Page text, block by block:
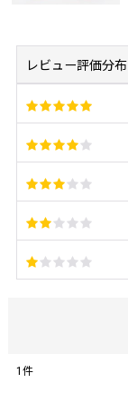
レビュー評価分布
1 件